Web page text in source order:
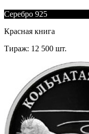
Серебро 925
Красная книга
Тираж: 12 500 шт.